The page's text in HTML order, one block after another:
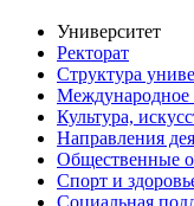
Университет
Ректорат
Структура
Международное
Культура,
Направления
Общественные
Спорт и